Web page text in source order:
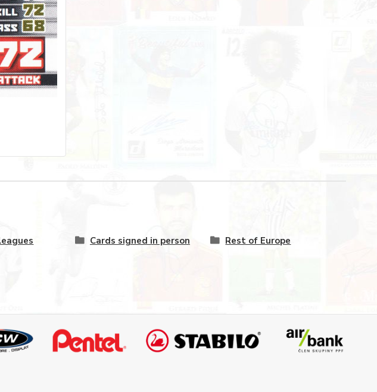
Cards signed in person
Rest of Europe